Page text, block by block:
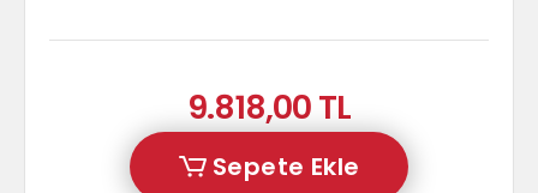
9.818,00 TL
Sepete Ekle